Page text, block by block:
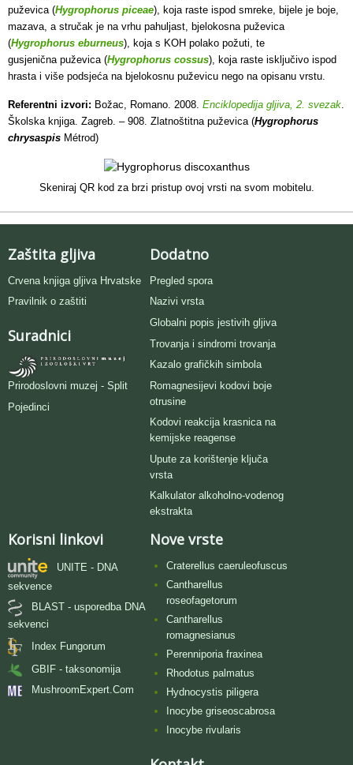
puževica (Hygrophorus piceae), koja raste ispod smreke, bijele je boje,
mazava, a stručak je na vrhu pahuljast, bjelokosna puževica
(Hygrophorus eburneus), koja s KOH polako požuti, te
gusjenična puževica (Hygrophorus cossus), koja raste isključivo ispod
hrasta i više podsjeća na bjelokosnu puževicu nego na opisanu vrstu.
Referentni izvori: Božac, Romano. 2008. Enciklopedija gljiva, 2. svezak.
Školska knjiga. Zagreb. – 908. Zlatnoštitna puževica (Hygrophorus
chrysaspis Métrod)
Skeniraj QR kod za brzi pristup ovoj vrsti na svom mobitelu.
Zaštita gljiva
Crvena knjiga gljiva Hrvatske
Pravilnik o zaštiti
Suradnici
Prirodoslovni muzej - Split
Pojedinci
Dodatno
Pregled spora
Nazivi vrsta
Globalni popis jestivih gljiva
Trovanja i sindromi trovanja
Kazalo grafičkih simbola
Romagnesijevi kodovi boje
otrusine
Kodovi reakcija krasnica na
kemijske reagense
Upute za korištenje ključa
vrsta
Kalkulator alkoholno-vodenog
ekstrakta
Korisni linkovi
UNITE - DNA
sekvence
BLAST - usporedba DNA
sekvenci
Index Fungorum
GBIF - taksonomija
MushroomExpert.Com
Nove vrste
Craterellus caeruleofuscus
Cantharellus
roseofagetorum
Cantharellus
romagnesianus
Perenniporia fraxinea
Rhodotus palmatus
Hydnocystis piligera
Inocybe griseoscabrosa
Inocybe rivularis